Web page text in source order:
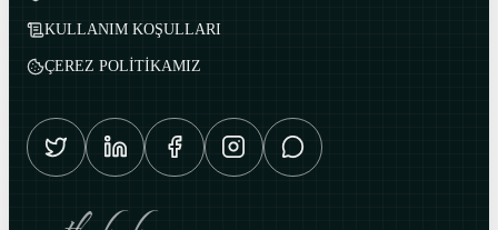
KULLANIM KOŞULLARI
ÇEREZ POLİTİKAMIZ